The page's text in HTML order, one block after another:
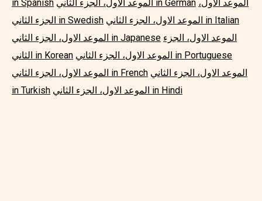
in Spanish
الموعد الاول، الجزء الثاني in German الموعد الاول،
الجزء الثاني in Swedish
الموعد الاول، الجزء الثاني in Italian
الموعد الاول، الجزء الثاني in Japanese الموعد الاول، الجزء
الثاني in Korean
الموعد الاول، الجزء الثاني in Portuguese
الموعد الاول، الجزء الثاني in French الموعد الاول، الجزء الثاني
in Turkish
الموعد الاول، الجزء الثاني in Hindi